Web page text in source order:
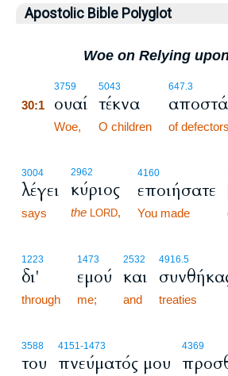
Apostolic Bible Polyglot
Woe on Relying
3759
30:1 ουαί
Woe,
5043
τέκνα
O children
647.3
of
3004
λέγει
says
2962
κύριος
the LORD,
4160
εποιήσατε
You made
1223
δι'
through
1473
εμού
me;
2532
και
and
4916.5
treaties
3588
του
4151-1473
πνεύματός μου
4369